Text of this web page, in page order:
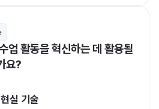
업 활동을 혁신하는 데 활용될
요?
실 기술